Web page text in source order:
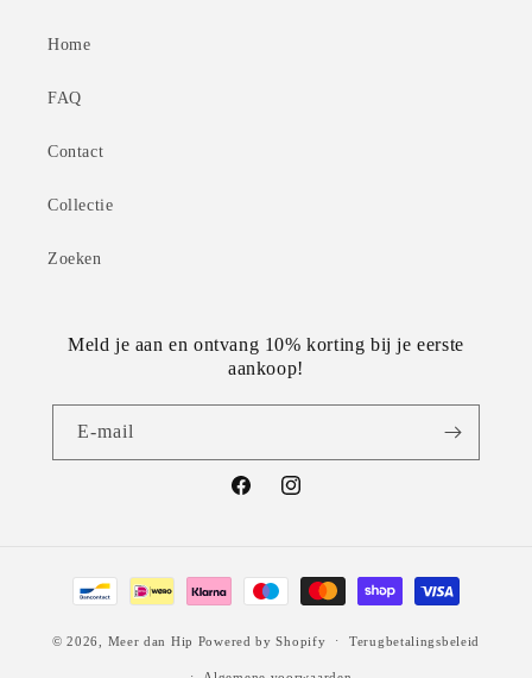
Home
FAQ
Contact
Collectie
Zoeken
Meld je aan en ontvang 10% korting bij je eerste
aankoop!
E‑mail
FacebookInstagram
Betaalmethoden
© 2026, Meer dan Hip Powered by Shopify Terugbetalingsbeleid